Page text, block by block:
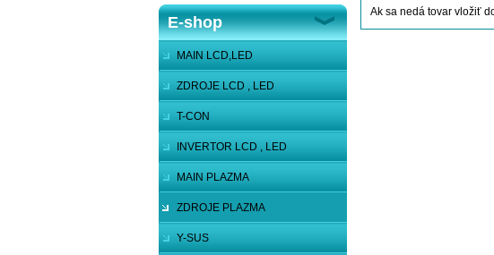
E-shop
MAIN LCD,LED
ZDROJE LCD , LED
T-CON
INVERTOR LCD , LED
MAIN PLAZMA
ZDROJE PLAZMA
Y-SUS
Ak sa nedá tovar vložiť